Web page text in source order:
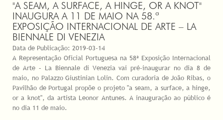
"A SEAM, A SURFACE, A HINGE, OR A KNOT"
INAUGURA A 11 DE MAIO NA 58.ª
EXPOSIÇÃO INTERNACIONAL DE ARTE – LA
BIENNALE DI VENEZIA
Data de Publicação: 2019-03-14
A Representação Oficial Portuguesa na 58ª Exposição Internacional
de Arte – La Biennale di Venezia vai pré-inaugurar no dia 8 de
maio, no Palazzo Giustinian Lolin. Com curadoria de João Ribas, o
Pavilhão de Portugal propõe o projeto "a seam, a surface, a hinge,
or a knot", da artista Leonor Antunes. A inauguração ao público é
no dia 11 de maio.